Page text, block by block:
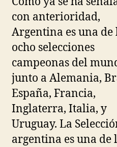
con anterioridad,
Argentina es una de
ocho selecciones
campeonas del
junto a Alemania,
España, Francia,
Inglaterra, Italia, y
Uruguay. La
argentina es una de